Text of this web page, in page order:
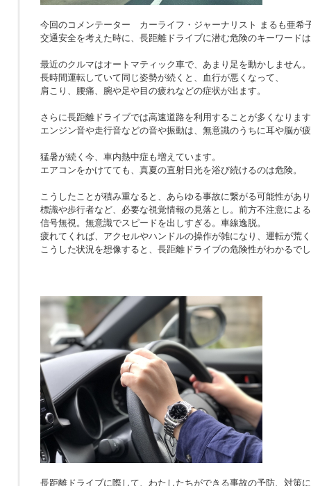
今回のコメンテーター カーライフ・ジャーナリスト まるも亜希
交通安全を考えた時に、長距離ドライブに潜む危険のキーワード
最近のクルマはオートマティック車で、あまり足を動かしません。
長時間運転していて同じ姿勢が続くと、血行が悪くなって、
肩こり、腰痛、腕や足や目の疲れなどの症状が出ます。
さらに長距離ドライブでは高速道路を利用することが多くなりま
エンジン音や走行音などの音や振動は、無意識のうちに耳や脳が
猛暑が続く今、車内熱中症も増えています。
エアコンをかけてても、真夏の直射日光を浴び続けるのは危険。
こうしたことが積み重なると、あらゆる事故に繋がる可能性があ
標識や歩行者など、必要な視覚情報の見落とし。前方不注意によ
信号無視。無意識でスピードを出しすぎる。車線逸脱。
疲れてくれば、アクセルやハンドルの操作が雑になり、運転が荒
こうした状況を想像すると、長距離ドライブの危険性がわかるで
長距離ドライブに際して、わたしたちができる事故の予防、対策